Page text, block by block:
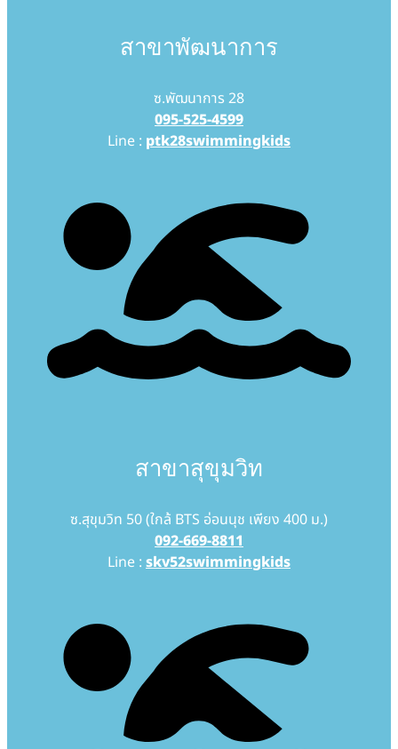
สาขาพัฒนาการ
ซ.พัฒนาการ 28
095-525-4599
Line : ptk28swimmingkids
สาขาสุขุมวิท
ซ.สุขุมวิท 50 (ใกล้ BTS อ่อนนุช เพียง 400 ม.)
092-669-8811
Line : skv52swimmingkids